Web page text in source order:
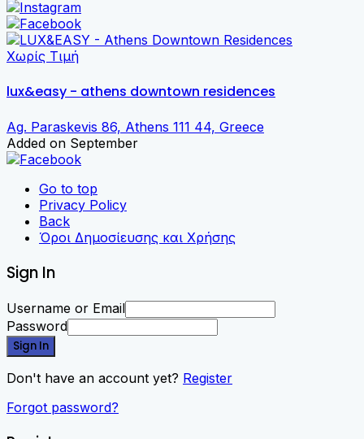
Χωρίς Τιμή
lux&easy - athens downtown residences
Ag. Paraskevis 86, Athens 111 44, Greece
Added on September
Go to top
Privacy Policy
Back
Όροι Δημοσίευσης και Χρήσης
Sign In
Username or Email
Password
Sign In
Don't have an account yet? Register
Forgot password?